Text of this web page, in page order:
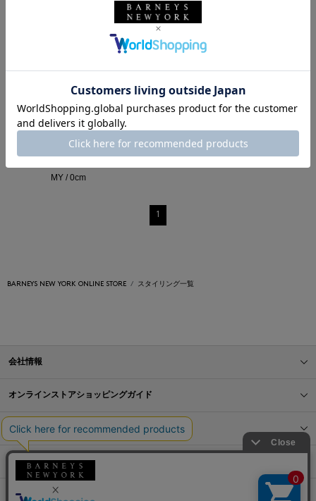
所属：ウィメンズ
バーニーズ ニューヨー
MY / 0cm
1
BARNEYS NEW YORK ONLINE STORE スタイリング一覧
会社情報
オンラインストアショッピングガイド
店舗情報
サービス